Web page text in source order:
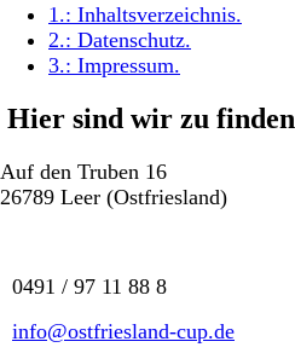
1.: Inhaltsverzeichnis.
2.: Datenschutz.
3.: Impressum.
Hier sind wir zu finden
Auf den Truben 16
26789 Leer (Ostfriesland)
0491 / 97 11 88 8
info@ostfriesland-cup.de